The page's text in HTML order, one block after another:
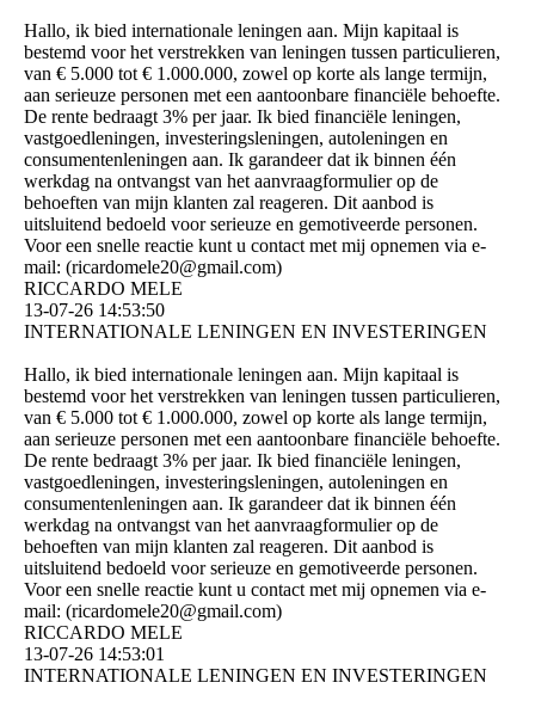
Hallo, ik bied internationale leningen aan. Mijn kapitaal is
bestemd voor het verstrekken van leningen tussen particulieren,
van € 5.000 tot € 1.000.000, zowel op korte als lange termijn,
aan serieuze personen met een aantoonbare financiële behoefte.
De rente bedraagt ​​3% per jaar. Ik bied financiële leningen,
vastgoedleningen, investeringsleningen, autoleningen en
consumentenleningen aan. Ik garandeer dat ik binnen één
werkdag na ontvangst van het aanvraagformulier op de
behoeften van mijn klanten zal reageren. Dit aanbod is
uitsluitend bedoeld voor serieuze en gemotiveerde personen.
Voor een snelle reactie kunt u contact met mij opnemen via e-
mail: (­ricardomele20@­gmail.­com)­
RICCARDO MELE
13-07-26 14:53:50
INTERNATIONALE LENINGEN EN INVESTERINGEN
Hallo, ik bied internationale leningen aan. Mijn kapitaal is
bestemd voor het verstrekken van leningen tussen particulieren,
van € 5.000 tot € 1.000.000, zowel op korte als lange termijn,
aan serieuze personen met een aantoonbare financiële behoefte.
De rente bedraagt ​​3% per jaar. Ik bied financiële leningen,
vastgoedleningen, investeringsleningen, autoleningen en
consumentenleningen aan. Ik garandeer dat ik binnen één
werkdag na ontvangst van het aanvraagformulier op de
behoeften van mijn klanten zal reageren. Dit aanbod is
uitsluitend bedoeld voor serieuze en gemotiveerde personen.
Voor een snelle reactie kunt u contact met mij opnemen via e-
mail: (­ricardomele20@­gmail.­com)­
RICCARDO MELE
13-07-26 14:53:01
INTERNATIONALE LENINGEN EN INVESTERINGEN